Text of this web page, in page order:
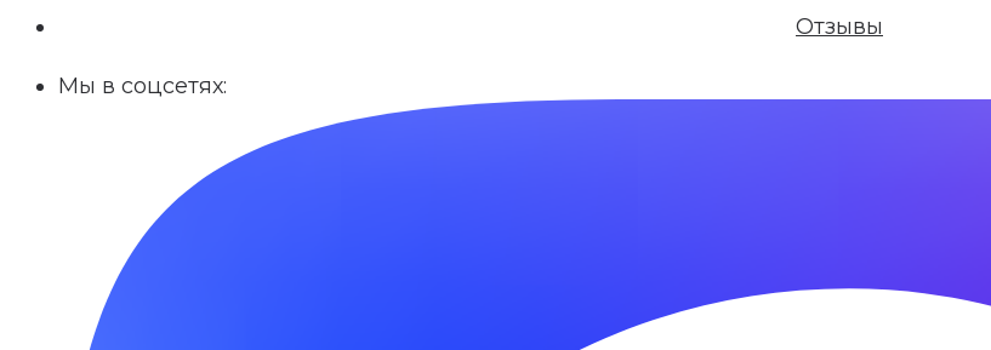
Отзывы
Мы в соцсетях: